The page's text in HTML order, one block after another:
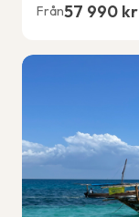
Från57 990 kr